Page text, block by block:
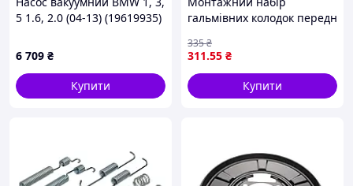
5 1.6, 2.0 (04-13) (19619935)
6 709 ₴
Купити
гальмівних колодок передн
09.97-02.03 QUICK BRAKE
109-0125
311.55 ₴
335₴
Купити